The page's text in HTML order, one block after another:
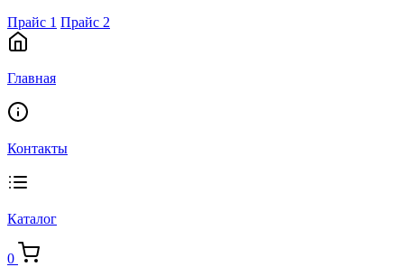
Прайс 1 Прайс 2
Главная
Контакты
Каталог
0